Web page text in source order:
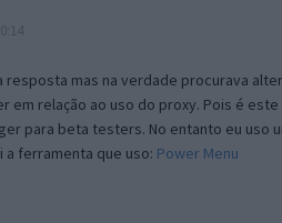
mas na verdade procurava
em relação ao uso do proxy. Pois é
para beta testers. No entanto eu uso
ferramenta que uso: Power Menu